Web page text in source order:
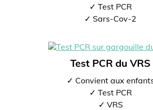
✓ Test PCR
✓ Sars-Cov-2
Test PCR du VRS
✓ Convient aux
✓ Test PCR
✓ VRS